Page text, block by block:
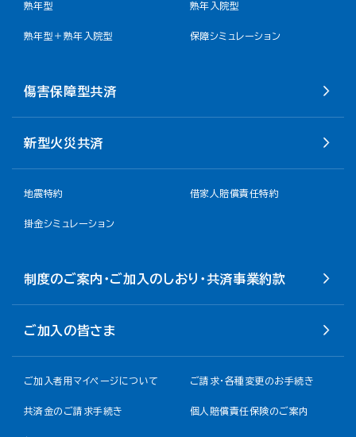
熟年型 熟年入院型
熟年型＋熟年入院型 保障シミュレーション
傷害保障型共済
新型火災共済
地震特約 借家人賠償責任特約
掛金シミュレーション
制度のご案内・ご加入のしおり・共済事業約款
ご加入の皆さま
ご加入者用マイページについて ご請求・各種変更のお手続き
共済金のご請求手続き 個人賠償責任保険のご案内